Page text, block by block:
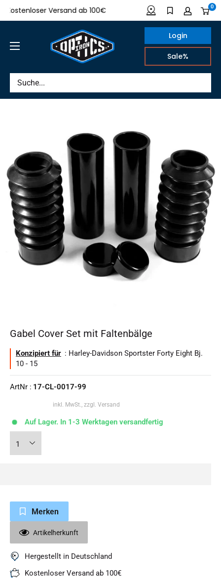
Direkt
zum
Versand ab 100€ Made in Germany0
IRON
Login
Sale%
Gabel Cover Set mit Faltenbälge
Konzipiert für : Harley-Davidson Sportster Forty Eight Bj.
10 - 15
ArtNr : 17-CL-0017-99
inkl. MwSt., zzgl. Versand
Auf Lager. In 1-3 Werktagen versandfertig
Merken
Artikelherkunft
Hergestellt in Deutschland
Kostenloser Versand ab 100€